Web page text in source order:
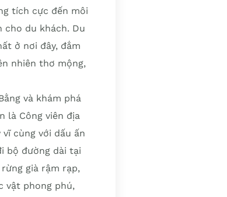
tích cực đến môi
cho du khách. Du
ở nơi đây, đắm
nhiên thơ mộng,
và khám phá
là Công viên địa
cùng với dấu ấn
bộ đường dài tại
già rậm rạp,
vật phong phú,